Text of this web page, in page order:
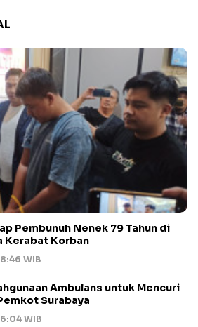
Pembunuh Nenek 79 Tahun di
Kerabat Korban
WIB
Ambulans untuk Mencuri
Surabaya
WIB